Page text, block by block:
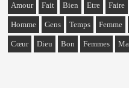
Amour Fait Bien Etre Faire
Homme Gens Temps Femme
Cœur Dieu Bon Femmes